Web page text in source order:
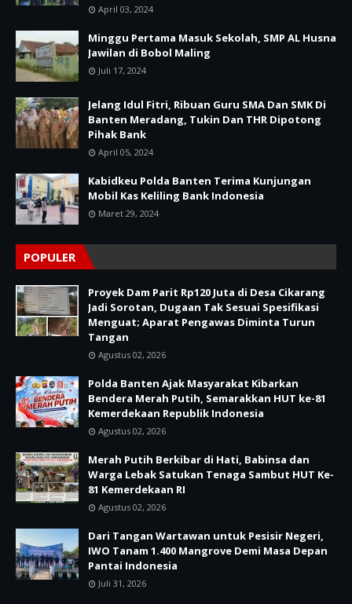
April 03, 2024
Minggu Pertama Masuk Sekolah, SMP AL Husna
Jawilan di Bobol Maling
Juli 17, 2024
Jelang Idul Fitri, Ribuan Guru SMA Dan SMK Di
Banten Meradang, Tukin Dan THR Dipotong
Pihak Bank
April 05, 2024
Kabidkeu Polda Banten Terima Kunjungan
Mobil Kas Keliling Bank Indonesia
Maret 29, 2024
POPULER
Proyek Dam Parit Rp120 Juta di Desa Cikarang
Jadi Sorotan, Dugaan Tak Sesuai Spesifikasi
Menguat; Aparat Pengawas Diminta Turun
Tangan
Agustus 02, 2026
Polda Banten Ajak Masyarakat Kibarkan
Bendera Merah Putih, Semarakkan HUT ke-81
Kemerdekaan Republik Indonesia
Agustus 02, 2026
Merah Putih Berkibar di Hati, Babinsa dan
Warga Lebak Satukan Tenaga Sambut HUT Ke-
81 Kemerdekaan RI
Agustus 02, 2026
Dari Tangan Wartawan untuk Pesisir Negeri,
IWO Tanam 1.400 Mangrove Demi Masa Depan
Pantai Indonesia
Juli 31, 2026